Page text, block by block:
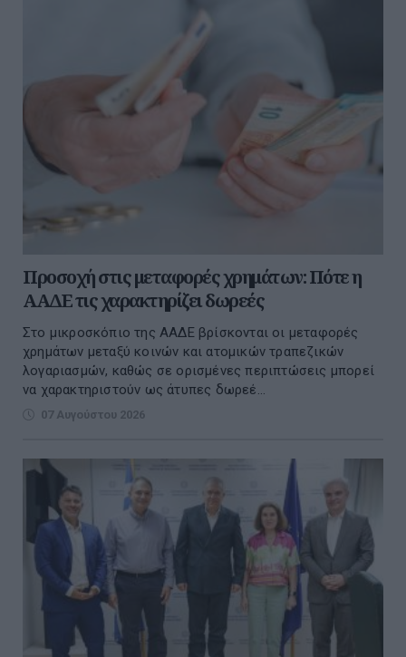
Προσοχή στις μεταφορές χρημάτων: Πότε η
ΑΑΔΕ τις χαρακτηρίζει δωρεές
Στο μικροσκόπιο της ΑΑΔΕ βρίσκονται οι μεταφορές
χρημάτων μεταξύ κοινών και ατομικών τραπεζικών
λογαριασμών, καθώς σε ορισμένες περιπτώσεις μπορεί
να χαρακτηριστούν ως άτυπες δωρεέ...
07 Αυγούστου 2026